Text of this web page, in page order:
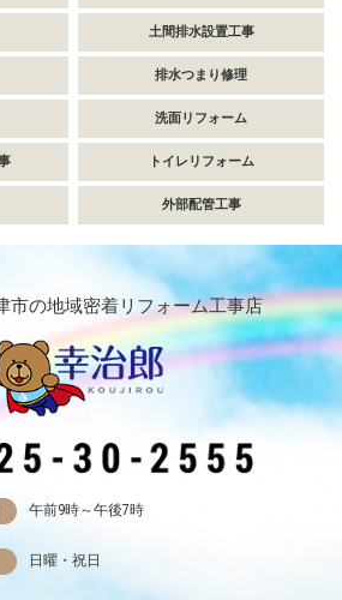
土間排水設置工事
排水つまり修理
洗面リフォーム
トイレリフォーム
外部配管工事
市の地域密着リフォーム工事店
午前9時～午後7時
日曜・祝日